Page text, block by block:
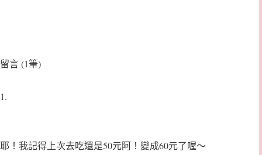
留言 (1筆)
1.
耶！我記得上次去吃還是50元阿！變成60元了喔～